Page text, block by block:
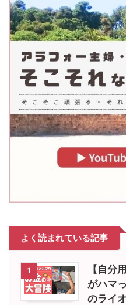
よく読まれている記事
1
【自分
がハマ
のライ